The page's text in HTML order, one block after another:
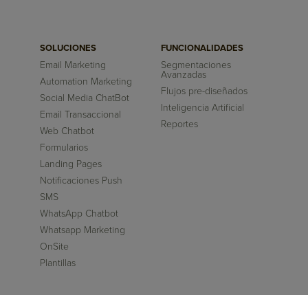
SOLUCIONES
Email Marketing
Automation Marketing
Social Media ChatBot
Email Transaccional
Web Chatbot
Formularios
Landing Pages
Notificaciones Push
SMS
WhatsApp Chatbot
Whatsapp Marketing
OnSite
Plantillas
FUNCIONALIDADES
Segmentaciones
Avanzadas
Flujos pre-diseñados
Inteligencia Artificial
Reportes